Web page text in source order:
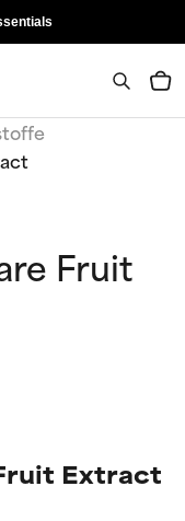
Fruit
Extract